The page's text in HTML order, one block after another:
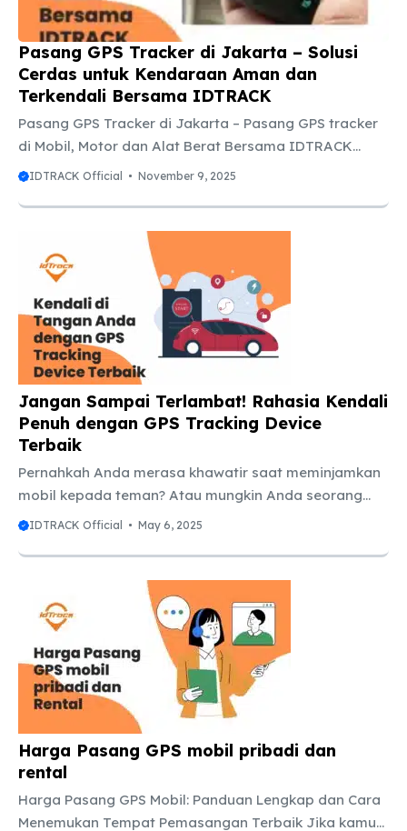
Pasang GPS Tracker di Jakarta – Solusi
Cerdas untuk Kendaraan Aman dan
Terkendali Bersama IDTRACK
Pasang GPS Tracker di Jakarta – Pasang GPS tracker
di Mobil, Motor dan Alat Berat Bersama IDTRACK
Jakarta — kota yang tidak pernah benar-benar tidur.
kendaraan seolah tak ada habisnya. Di balik hiruk-
pikuk itu, ada satu hal yang sering membuat pemilik
kendaraan resah: bagaimana menjaga mobil tetap
aman? Mungkin kamu juga pernah merasakannya.
Saat mobil diparkir di mall, ada rasa was-was. Atau
ketika karyawan membawa kendaraan operasional ke
luar kota, pikiranmu tak tenang ...
IDTRACK Official November 9, 2025
Jangan Sampai Terlambat! Rahasia Kendali
Penuh dengan GPS Tracking Device
Terbaik
Pernahkah Anda merasa khawatir saat meminjamkan
mobil kepada teman? Atau mungkin Anda seorang
pemilik bisnis dengan armada kendaraan yang
serba terhubung ini, ketenangan pikiran adalah
sebuah kemewahan yang semakin sulit didapatkan.
Namun, tahukah Anda bahwa ada sebuah perangkat
kecil namun sangatPowerful yang dapat memberikan
Anda kendali penuh dan visibilitas real-time atas apa
pun yang Anda anggap berharga? Ya, kita sedang
membicarakan GPS Tracking Device! Bukan lagi
sekadar alat untuk mengetahui lokasi, ...
IDTRACK Official May 6, 2025
Harga Pasang GPS mobil pribadi dan
rental
Harga Pasang GPS Mobil: Panduan Lengkap dan Cara
Menemukan Tempat Pemasangan Terbaik Jika kamu